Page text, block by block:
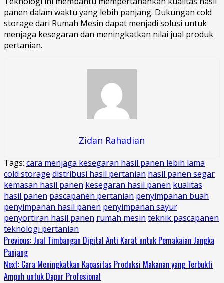
panen dalam waktu yang lebih panjang. Dukungan cold
storage dari Rumah Mesin dapat menjadi solusi untuk
menjaga kesegaran dan meningkatkan nilai jual produk
pertanian.
Zidan Rahadian
Tags: cara menjaga kesegaran hasil panen lebih lama
cold storage distribusi hasil pertanian hasil panen segar
kemasan hasil panen kesegaran hasil panen kualitas
hasil panen pascapanen pertanian penyimpanan buah
penyimpanan hasil panen penyimpanan sayur
penyortiran hasil panen rumah mesin teknik pascapanen
teknologi pertanian
Continue
Reading
Previous: Jual Timbangan Digital Anti Karat untuk Pemakaian Jangka
Panjang
Next: Cara Meningkatkan Kapasitas Produksi Makanan yang Terbukti
Ampuh untuk Dapur Profesional